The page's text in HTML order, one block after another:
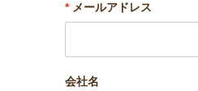
*メールアドレス
会社名